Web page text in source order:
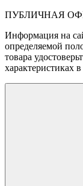
ПУБЛИЧНАЯ
Информация на
определяемой
товара
характеристиках